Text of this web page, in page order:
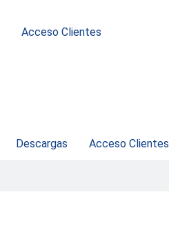
Acceso Clientes
Descargas Acceso Clientes